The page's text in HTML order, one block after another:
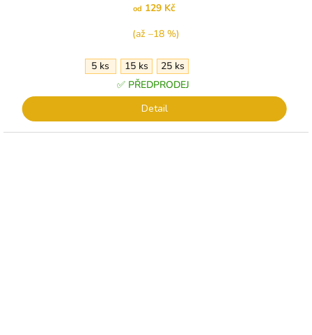
je
z
hvězdiček.
od 129 Kč
(až –18 %)
5 ks 15 ks
25 ks
✅ PŘEDPRODEJ
Detail